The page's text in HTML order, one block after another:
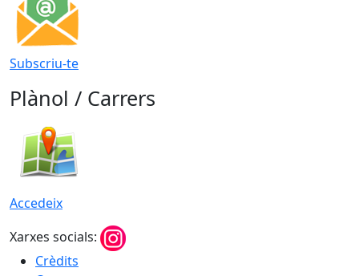
Subscriu-te
Plànol / Carrers
Accedeix
Xarxes socials:
Crèdits